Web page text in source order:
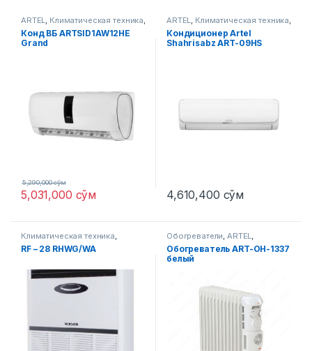
ARTEL, Климатическая техника,
Кондиционер
Конд ВБ ARTSID1AW12HE
Grand
5,031,000 сўм
5,290,000сўм
ARTEL, Климатическая техника,
Кондиционер
Кондиционер Artel
Shahrisabz ART-09HS
4,610,400 сўм
Климатическая техника,
Кондиционер
RF – 28 RHWG/WA
Обогреватели,ARTEL,
Климатическая техника
Обогреватель ART-OH-1337
белый